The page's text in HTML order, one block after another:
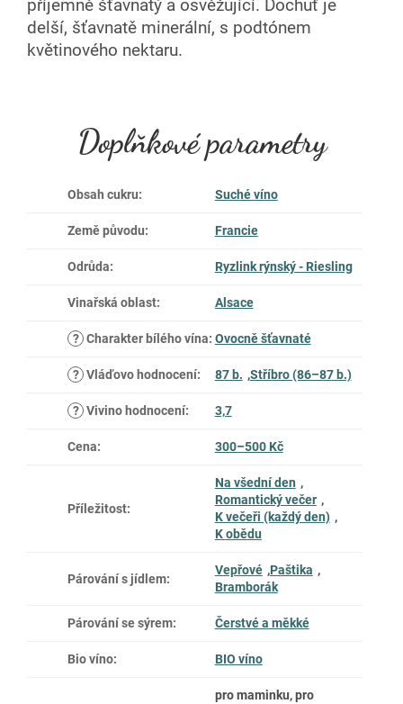
příjemně šťavnatý a osvěžující. Dochuť je
delší, šťavnatě minerální, s podtónem
květinového nektaru.
Doplňkové parametry
Obsah cukru: Suché víno
Země původu: Francie
Odrůda: Ryzlink rýnský - Riesling
Vinařská oblast: Alsace
? Charakter bílého vína: Ovocně šťavnaté
? Vláďovo hodnocení: 87 b. ,Stříbro (86–87 b.)
? Vivino hodnocení: 3,7
Cena: 300–500 Kč
Příležitost:
Na všední den ,
Romantický večer ,
K večeři (každý den) ,
K obědu
Párování s jídlem:
Vepřové ,Paštika ,
Bramborák
Párování se sýrem: Čerstvé a měkké
Bio víno: BIO víno
pro maminku, pro